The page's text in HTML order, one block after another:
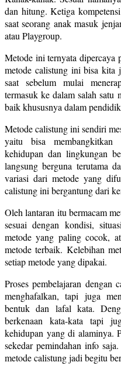
dan hitung. Ketiga
saat seorang anak masuk
atau Playgroup.
Metode ini ternyata dipercaya
metode calistung ini bisa kita
saat sebelum mulai
termasuk ke dalam salah satu
baik khususnya dalam
Metode calistung ini sendiri
yaitu bisa membangkitkan
kehidupan dan lingkungan
langsung berguna terutama
variasi dari metode yang
calistung ini bergantung dari
Oleh lantaran itu bermacam
sesuai dengan kondisi,
metode yang paling cocok,
metode terbaik. Kelebihan
setiap metode yang dipakai.
Proses pembelajaran dengan
menghafalkan, tapi juga
bentuk dan lafal kata.
berkenaan kata-kata tapi
kehidupan yang di alaminya.
sekedar pemindahan info
metode calistung jadi begitu